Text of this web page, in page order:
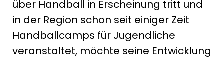
über Handball in Erscheinung tritt und
in der Region schon seit einiger Zeit
Handballcamps für Jugendliche
veranstaltet, möchte seine Entwicklung